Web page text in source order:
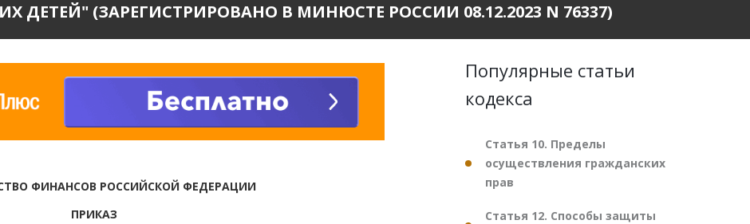
ДЕТЕЙ" (ЗАРЕГИСТРИРОВАНО В МИНЮСТЕ РОССИИ 08.12.2023 N 76337)
ФИНАНСОВ РОССИЙСКОЙ ФЕДЕРАЦИИ
ПРИКАЗ
Популярные статьи
кодекса
Статья 10. Пределы
осуществления гражданских
прав
Статья 12. Способы защиты